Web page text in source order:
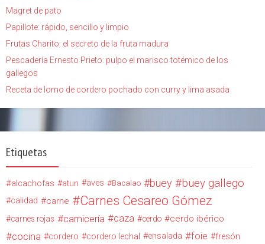
Magret de pato
Papillote: rápido, sencillo y limpio
Frutas Charito: el secreto de la fruta madura
Pescadería Ernesto Prieto: pulpo el marisco totémico de los
gallegos
Receta de lomo de cordero pochado con curry y lima asada
Etiquetas
alcachofas atun aves Bacalao buey buey gallego
calidad carne Carnes Cesareo Gómez
carnes rojas carnicería caza cerdo cerdo ibérico
cocina cordero cordero lechal ensalada foie fresón